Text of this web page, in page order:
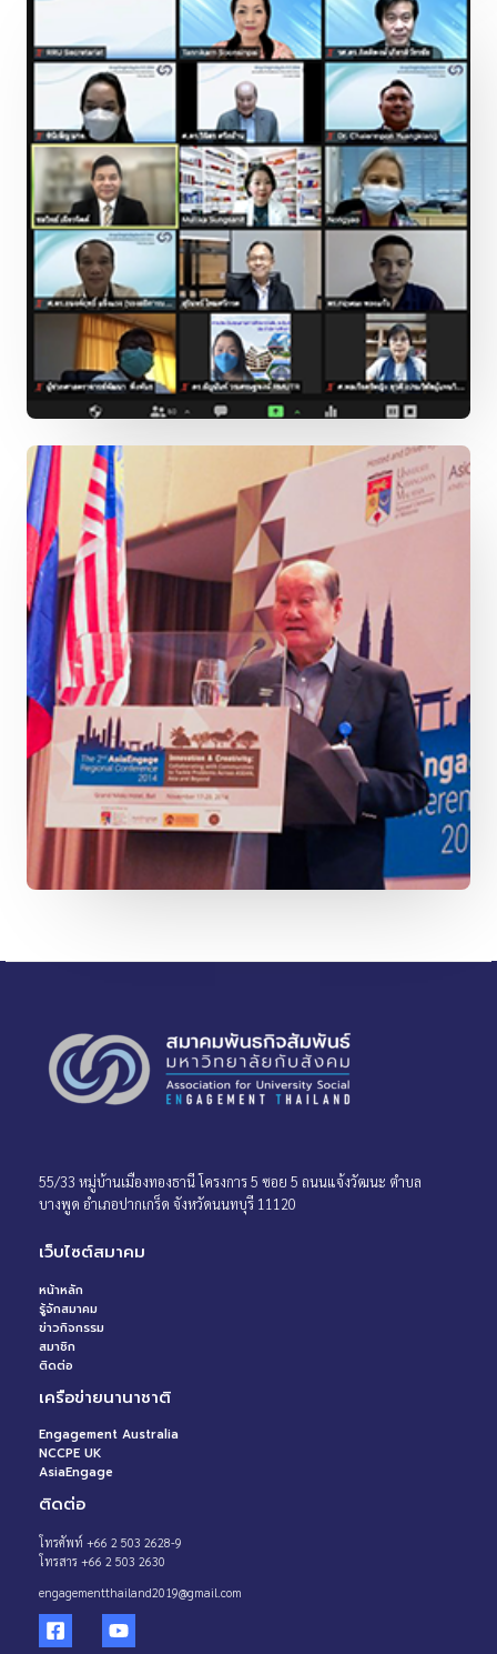
55/33 หมู่บ้านเมืองทองธานี โครงการ 5 ซอย 5 ถนนแจ้งวัฒนะ ตำบล
บางพูด อำเภอปากเกร็ด จังหวัดนนทบุรี 11120
เว็บไซต์สมาคม
หน้าหลัก
รู้จักสมาคม
ข่าวกิจกรรม
สมาชิก
ติดต่อ
เครือข่ายนานาชาติ
Engagement Australia
NCCPE UK
AsiaEngage
ติดต่อ
โทรศัพท์ +66 2 503 2628-9
โทรสาร +66 2 503 2630
engagementthailand2019@gmail.com